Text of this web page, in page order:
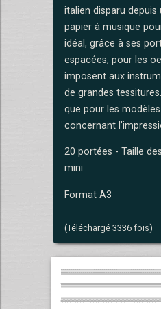
italien disparu depuis
papier à musique
idéal, grâce à ses
espacées, pour les
imposent aux
de grandes
que pour les
concernant
20 portées - Taille
mini
Format A3
(Téléchargé 3336 fois)